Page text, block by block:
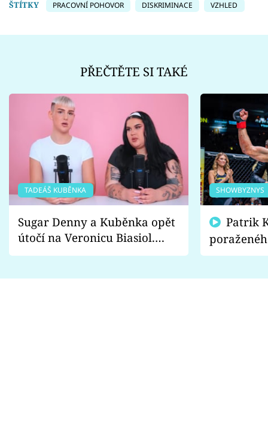
ŠTÍTKY PRACOVNÍ POHOVOR DISKRIMINACE VZHLED
PŘEČTĚTE SI TAKÉ
TADEÁŠ KUBĚNKA
Sugar Denny a Kuběnka opět
útočí na Veronicu Biasiol.
Proč je podle nich falešná a
SHOWBYZNYS
fanoušci